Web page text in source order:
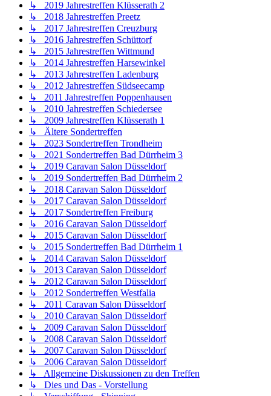
↳ 2019 Jahrestreffen Klüsserath 2
↳ 2018 Jahrestreffen Preetz
↳ 2017 Jahrestreffen Creuzburg
↳ 2016 Jahrestreffen Schüttorf
↳ 2015 Jahrestreffen Wittmund
↳ 2014 Jahrestreffen Harsewinkel
↳ 2013 Jahrestreffen Ladenburg
↳ 2012 Jahrestreffen Südseecamp
↳ 2011 Jahrestreffen Poppenhausen
↳ 2010 Jahrestreffen Schiedersee
↳ 2009 Jahrestreffen Klüsserath 1
↳ Ältere Sondertreffen
↳ 2023 Sondertreffen Trondheim
↳ 2021 Sondertreffen Bad Dürrheim 3
↳ 2019 Caravan Salon Düsseldorf
↳ 2019 Sondertreffen Bad Dürrheim 2
↳ 2018 Caravan Salon Düsseldorf
↳ 2017 Caravan Salon Düsseldorf
↳ 2017 Sondertreffen Freiburg
↳ 2016 Caravan Salon Düsseldorf
↳ 2015 Caravan Salon Düsseldorf
↳ 2015 Sondertreffen Bad Dürrheim 1
↳ 2014 Caravan Salon Düsseldorf
↳ 2013 Caravan Salon Düsseldorf
↳ 2012 Caravan Salon Düsseldorf
↳ 2012 Sondertreffen Westfalia
↳ 2011 Caravan Salon Düsseldorf
↳ 2010 Caravan Salon Düsseldorf
↳ 2009 Caravan Salon Düsseldorf
↳ 2008 Caravan Salon Düsseldorf
↳ 2007 Caravan Salon Düsseldorf
↳ 2006 Caravan Salon Düsseldorf
↳ Allgemeine Diskussionen zu den Treffen
↳ Dies und Das - Vorstellung